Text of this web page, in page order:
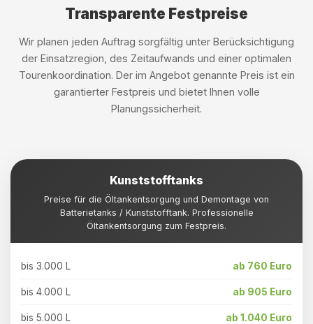
Transparente Festpreise
Wir planen jeden Auftrag sorgfältig unter Berücksichtigung
der Einsatzregion, des Zeitaufwands und einer optimalen
Tourenkoordination. Der im Angebot genannte Preis ist ein
garantierter Festpreis und bietet Ihnen volle
Planungssicherheit.
Kunststofftanks
Preise für die Öltankentsorgung und Demontage von
Batterietanks / Kunststofftank. Professionelle
Öltankentsorgung zum Festpreis.
bis 3.000 L ab 760 Euro
bis 4.000 L ab 905 Euro
bis 5.000 L ab 1.040 Euro